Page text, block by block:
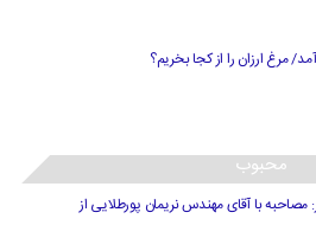
محبوب
مصاحبه با آقای مهندس نریمان پورطلایی از